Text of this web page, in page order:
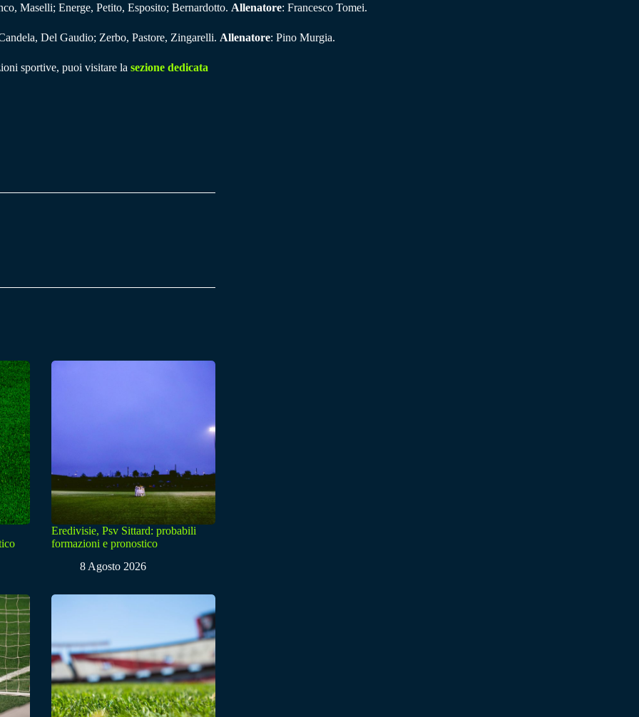
Maselli; Energe, Petito, Esposito; Bernardotto. Allenatore: Francesco Tomei.
Del Gaudio; Zerbo, Pastore, Zingarelli. Allenatore: Pino Murgia.
sportive, puoi visitare la sezione dedicata
Eredivisie, Psv Sittard: probabili
formazioni e pronostico
8 Agosto 2026